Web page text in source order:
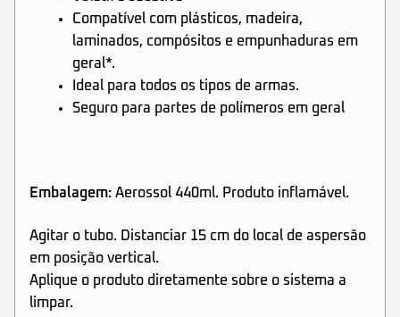
Compatível com plásticos, madeira,
laminados, compósitos e empunhaduras em
geral*.
Ideal para todos os tipos de armas.
Seguro para partes de polímeros em geral
Embalagem: Aerossol 440ml. Produto inflamável.
Agitar o tubo. Distanciar 15 cm do local de aspersão
em posição vertical.
Aplique o produto diretamente sobre o sistema a
limpar.